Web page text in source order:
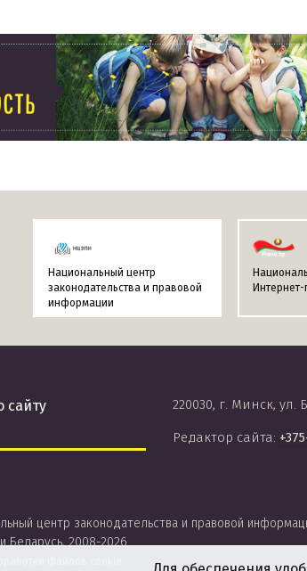
Национальный центр
законодательства и правовой
информации
Интернет-
220030, г. Минск, ул.
Редактор сайта:
центр законодательства и правовой
Беларусь, 2008-2026.